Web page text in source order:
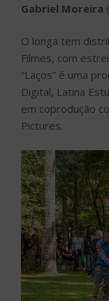
Gabriel Moreira
O longa tem
Filmes, com
“Laços” é uma
Digital, Latina
em coprodução
Pictures.